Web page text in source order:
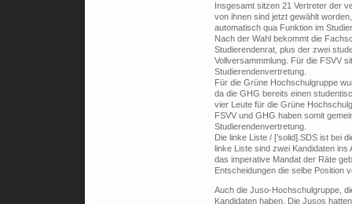
Insgesamt sitzen 21 Vertreter der
von ihnen sind jetzt gewählt
automatisch qua Funktion im
Nach der Wahl bekommt die
Studierendenrat, plus der zwei
Vollversammmlung. Für die FSVV
Studierendenvertretung.
Für die Grüne Hochschulgruppe
da die GHG bereits einen
vier Leute für die Grüne
FSVV und GHG haben somit
Studierendenvertretung.
Die linke Liste / [’solid].SDS ist bei
linke Liste sind zwei Kandidaten
das imperative Mandat der Räte
Entscheidungen die selbe Position
Auch die Juso-Hochschulgruppe,
Kandidaten haben. Die Jusos